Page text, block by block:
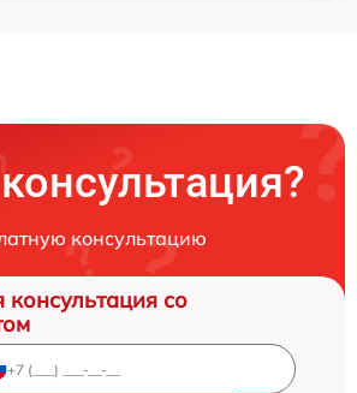
консультацию
консультация со